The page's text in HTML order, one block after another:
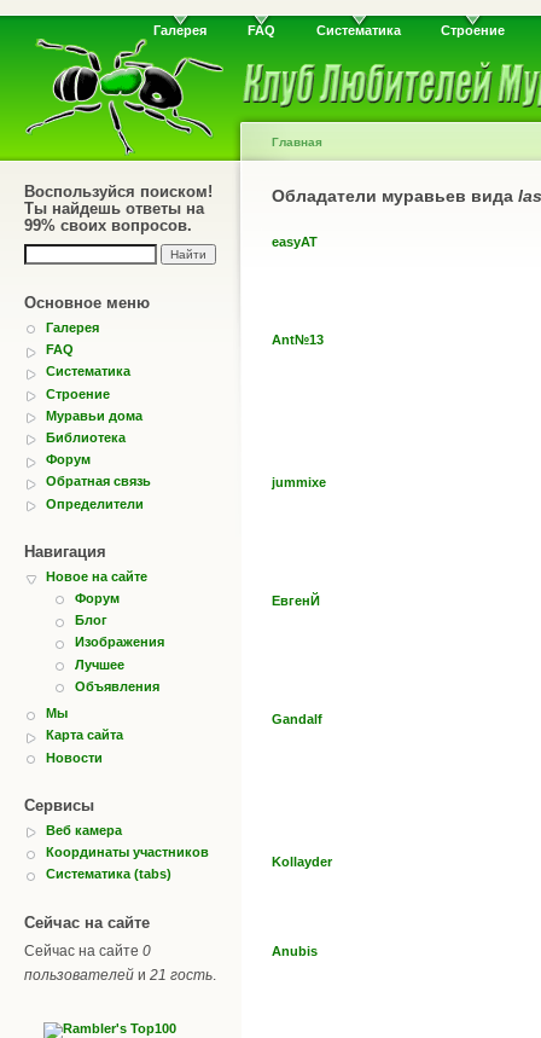
Галерея FAQ Систематика Строение
Воспользуйся поиском!
Ты найдешь ответы на
99% своих вопросов.
Основное меню
Галерея
FAQ
Систематика
Строение
Муравьи дома
Библиотека
Форум
Обратная связь
Определители
Навигация
Новое на сайте
Форум
Блог
Изображения
Лучшее
Объявления
Мы
Карта сайта
Новости
Сервисы
Веб камера
Координаты участников
Систематика (tabs)
Сейчас на сайте
Сейчас на сайте 0
пользователей и 21 гость
Главная
Обладатели муравьев вида
easyAT
Ant№13
jummixe
ЕвгенЙ
Gandalf
Kollayder
Anubis